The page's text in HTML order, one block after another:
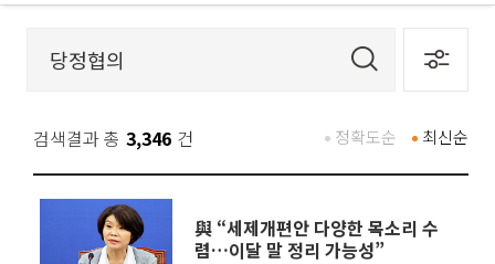
검색결과 총 3,346 건 최신순
정확도순
與 “세제개편안 다양한 목소리 수
렴…이달 말 정리 가능성”